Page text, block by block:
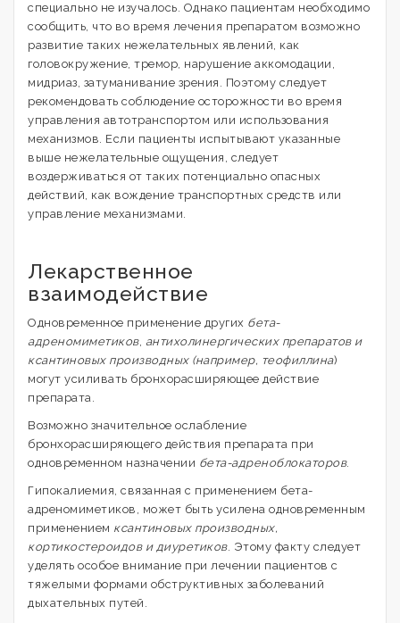
специально не изучалось. Однако пациентам необходимо
сообщить, что во время лечения препаратом возможно
развитие таких нежелательных явлений, как
головокружение, тремор, нарушение аккомодации,
мидриаз, затуманивание зрения. Поэтому следует
рекомендовать соблюдение осторожности во время
управления автотранспортом или использования
механизмов. Если пациенты испытывают указанные
выше нежелательные ощущения, следует
воздерживаться от таких потенциально опасных
действий, как вождение транспортных средств или
управление механизмами.
Лекарственное
взаимодействие
Одновременное применение других бета-
адреномиметиков, антихолинергических препаратов и
ксантиновых производных (например, теофиллина)
могут усиливать бронхорасширяющее действие
препарата.
Возможно значительное ослабление
бронхорасширяющего действия препарата при
одновременном назначении бета-адреноблокаторов.
Гипокалиемия, связанная с применением бета-
адреномиметиков, может быть усилена одновременным
применением ксантиновых производных,
кортикостероидов и диуретиков. Этому факту следует
уделять особое внимание при лечении пациентов с
тяжелыми формами обструктивных заболеваний
дыхательных путей.